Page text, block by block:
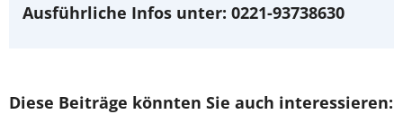
Ausführliche Infos unter: 0221-93738630
Diese Beiträge könnten Sie auch interessieren: